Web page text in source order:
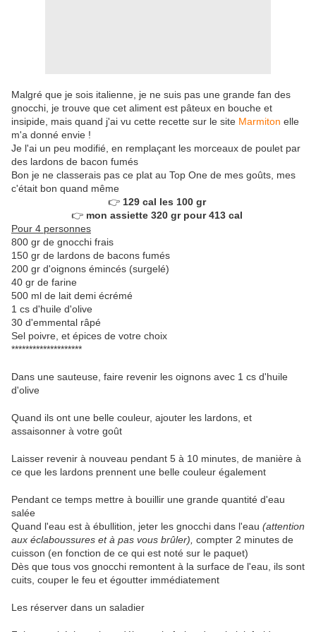
Malgré que je sois italienne, je ne suis pas une grande fan des
gnocchi, je trouve que cet aliment est pâteux en bouche et
insipide, mais quand j'ai vu cette recette sur le site Marmiton elle
m'a donné envie !
Je l'ai un peu modifié, en remplaçant les morceaux de poulet par
des lardons de bacon fumés
Bon je ne classerais pas ce plat au Top One de mes goûts, mes
c'était bon quand même
👉 129 cal les 100 gr
👉 mon assiette 320 gr pour 413 cal
Pour 4 personnes
800 gr de gnocchi frais
150 gr de lardons de bacons fumés
200 gr d'oignons émincés (surgelé)
40 gr de farine
500 ml de lait demi écrémé
1 cs d'huile d'olive
30 d'emmental râpé
Sel poivre, et épices de votre choix
********************
Dans une sauteuse, faire revenir les oignons avec 1 cs d'huile
d'olive
Quand ils ont une belle couleur, ajouter les lardons, et
assaisonner à votre goût
Laisser revenir à nouveau pendant 5 à 10 minutes, de manière à
ce que les lardons prennent une belle couleur également
Pendant ce temps mettre à bouillir une grande quantité d'eau
salée
Quand l'eau est à ébullition, jeter les gnocchi dans l'eau (attention
aux éclaboussures et à pas vous brûler), compter 2 minutes de
cuisson (en fonction de ce qui est noté sur le paquet)
Dès que tous vos gnocchi remontent à la surface de l'eau, ils sont
cuits, couper le feu et égoutter immédiatement
Les réserver dans un saladier